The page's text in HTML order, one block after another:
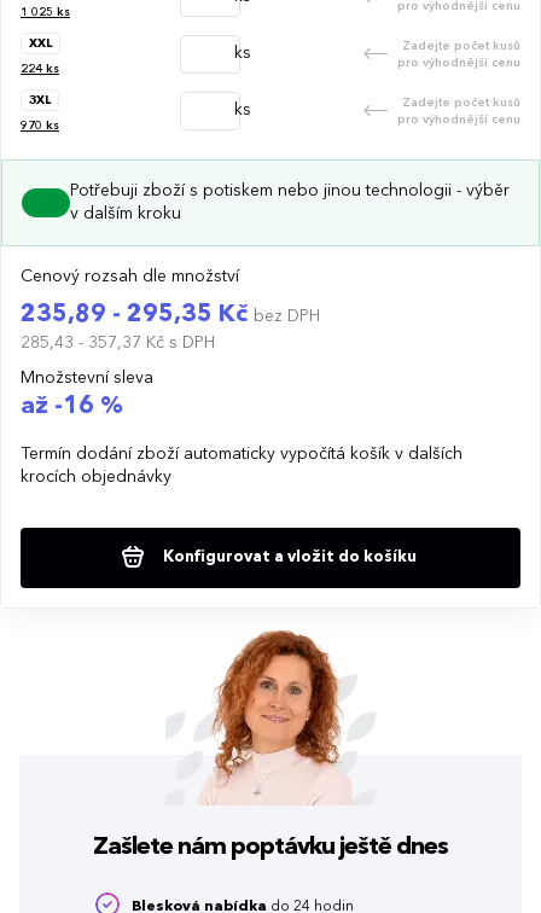
1 025 ks
pro výhodnější cenu
XXL
224ks
ks
Zadejte počet kusů
pro výhodnější cenu
3XL
970 ks
ks
Zadejte počet kusů
pro výhodnější cenu
Potřebuji zboží s potiskem nebo jinou technologii - výběr
v dalším kroku
Cenový rozsah dle množství
235,89 - 295,35 Kč bez DPH
285,43 - 357,37 Kč s DPH
Množstevní sleva
až -16 %
Termín dodání zboží automaticky vypočítá košík v dalších
krocích objednávky
Konfigurovat a vložit do košíku
Zašlete nám poptávku ještě dnes
Blesková nabídka do 24 hodin